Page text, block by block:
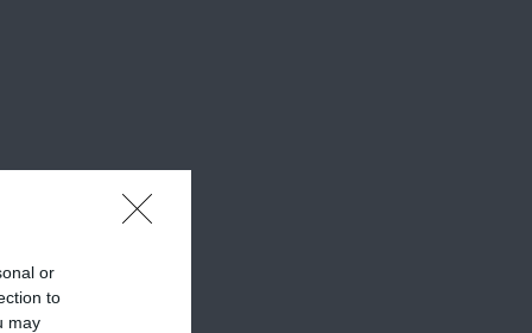
or
to
may